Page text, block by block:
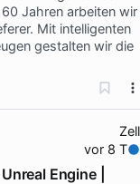
Jahren arbeiten wir
Mit intelligenten
gestalten wir die
Zell
vor 8 T
Engine |